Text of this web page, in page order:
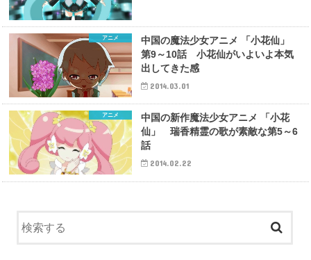
アニメ
中国の魔法少女アニメ 「小花仙」
第9～10話 小花仙がいよいよ本気
出してきた感
2014.03.01
アニメ
中国の新作魔法少女アニメ 「小花
仙」 瑞香精霊の歌が素敵な第5～6
話
2014.02.22